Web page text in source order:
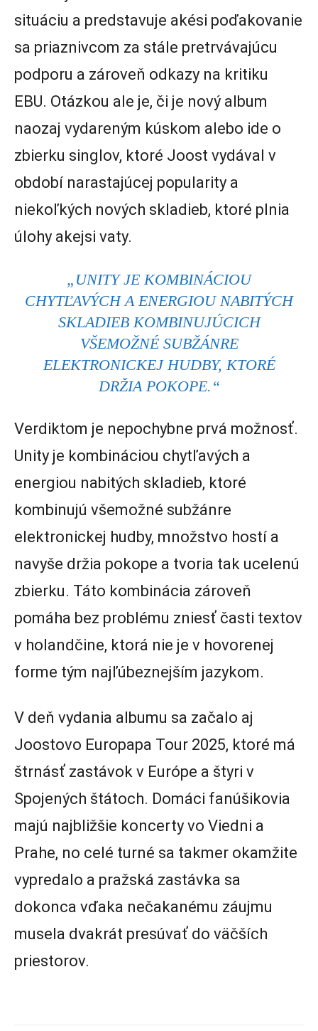
situáciu a predstavuje akési poďakovanie
sa priaznivcom za stále pretrvávajúcu
podporu a zároveň odkazy na kritiku
EBU. Otázkou ale je, či je nový album
naozaj vydareným kúskom alebo ide o
zbierku singlov, ktoré Joost vydával v
období narastajúcej popularity a
niekoľkých nových skladieb, ktoré plnia
úlohy akejsi vaty.
„UNITY JE KOMBINÁCIOU
CHYTĽAVÝCH A ENERGIOU NABITÝCH
SKLADIEB KOMBINUJÚCICH
VŠEMOŽNÉ SUBŽÁNRE
ELEKTRONICKEJ HUDBY, KTORÉ
DRŽIA POKOPE.“
Verdiktom je nepochybne prvá možnosť.
Unity je kombináciou chytľavých a
energiou nabitých skladieb, ktoré
kombinujú všemožné subžánre
elektronickej hudby, množstvo hostí a
navyše držia pokope a tvoria tak ucelenú
zbierku. Táto kombinácia zároveň
pomáha bez problému zniesť časti textov
v holandčine, ktorá nie je v hovorenej
forme tým najľúbeznejším jazykom.
V deň vydania albumu sa začalo aj
Joostovo Europapa Tour 2025, ktoré má
štrnásť zastávok v Európe a štyri v
Spojených štátoch. Domáci fanúšikovia
majú najbližšie koncerty vo Viedni a
Prahe, no celé turné sa takmer okamžite
vypredalo a pražská zastávka sa
dokonca vďaka nečakanému záujmu
musela dvakrát presúvať do väčších
priestorov.